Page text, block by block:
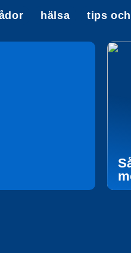
hälsa tips